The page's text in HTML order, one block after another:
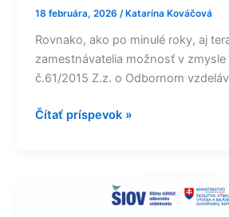
18 februára, 2026/Katarína Kováčová
Rovnako, ako po minulé roky, aj
zamestnávatelia možnosť v zmysle
č.61/2015 Z.z. o Odbornom
Čítať príspevok »